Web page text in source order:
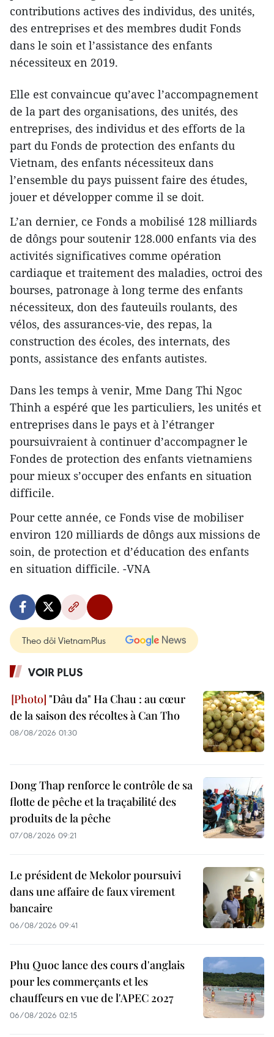
contributions actives des individus, des unités,
des entreprises et des membres dudit Fonds
dans le soin et l’assistance des enfants
nécessiteux en 2019.
Elle est convaincue qu’avec l’accompagnement
de la part des organisations, des unités, des
entreprises, des individus et des efforts de la
part du Fonds de protection des enfants du
Vietnam, des enfants nécessiteux dans
l’ensemble du pays puissent faire des études,
jouer et développer comme il se doit.
L’an dernier, ce Fonds a mobilisé 128 milliards
de dôngs pour soutenir 128.000 enfants via des
activités significatives comme opération
cardiaque et traitement des maladies, octroi des
bourses, patronage à long terme des enfants
nécessiteux, don des fauteuils roulants, des
vélos, des assurances-vie, des repas, la
construction des écoles, des internats, des
ponts, assistance des enfants autistes.
Dans les temps à venir, Mme Dang Thi Ngoc
Thinh a espéré que les particuliers, les unités et
entreprises dans le pays et à l’étranger
poursuivraient à continuer d’accompagner le
Fondes de protection des enfants vietnamiens
pour mieux s’occuper des enfants en situation
difficile.
Pour cette année, ce Fonds vise de mobiliser
environ 120 milliards de dôngs aux missions de
soin, de protection et d’éducation des enfants
en situation difficile. -VNA
Theo dõi VietnamPlus
VOIR PLUS
"Dâu da" Ha Chau : au cœur
de la saison des récoltes à Can Tho
08/08/2026 01:30
Dong Thap renforce le contrôle de sa
flotte de pêche et la traçabilité des
produits de la pêche
07/08/2026 09:21
Le président de Mekolor poursuivi
dans une affaire de faux virement
bancaire
06/08/2026 09:41
Phu Quoc lance des cours d'anglais
pour les commerçants et les
chauffeurs en vue de l'APEC 2027
06/08/2026 02:15